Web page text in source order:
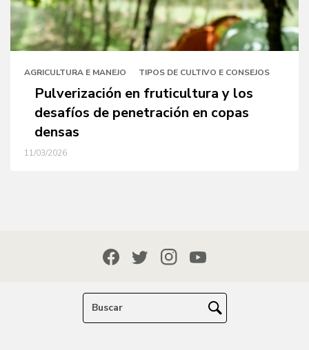
AGRICULTURA E MANEJO TIPOS DE CULTIVO E CONSEJOS
Pulverización en fruticultura y los
desafíos de penetración en copas
densas
11/03/2026